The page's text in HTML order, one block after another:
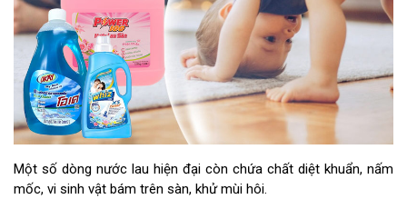
Một số dòng nước lau hiện đại còn chứa chất diệt khuẩn, nấm
mốc, vi sinh vật bám trên sàn, khử mùi hôi.